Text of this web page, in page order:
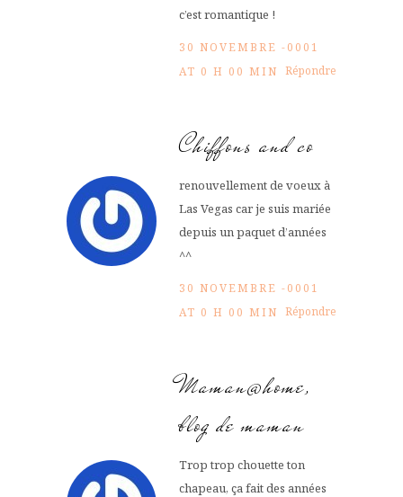
c’est romantique !
30 NOVEMBRE -0001
AT 0 H 00 MIN Répondre
Chiffons and co
renouvellement de voeux à
Las Vegas car je suis mariée
depuis un paquet d’années
^^
30 NOVEMBRE -0001
AT 0 H 00 MIN Répondre
Maman@home,
blog de maman
Trop trop chouette ton
chapeau, ça fait des années